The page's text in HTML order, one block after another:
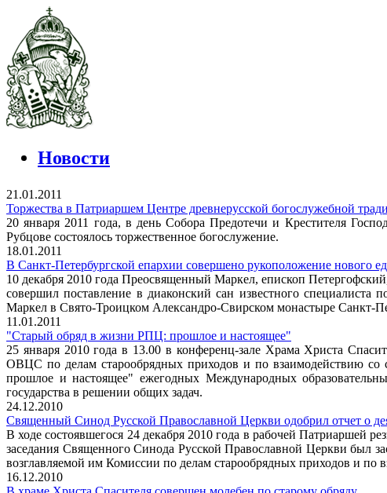
Новости
21.01.2011
Торжества в Патриаршем Центре древнерусской богослужебной
20 января 2011 года, в день Собора Предотечи и Крестителя
Рубцове состоялось торжественное богослужение.
18.01.2011
В Санкт-Петербургской епархии совершено рукоположение нового
10 декабря 2010 года Преосвященный Маркел, епископ
совершил поставление в диаконский сан известного
Маркел в Свято-Троицком Александро-Свирском монастыре Санкт-
11.01.2011
"Старый обряд в жизни РПЦ: прошлое и настоящее"
25 января 2010 года в 13.00 в конференц-зале Храма Христа
ОВЦС по делам старообрядных приходов и по взаимодействию со
прошлое и настоящее" ежегодных Международных
государства в решении общих задач.
24.12.2010
Священный Синод Русской Православной Церкви одобрил отчет о
В ходе состоявшегося 24 декабря 2010 года в рабочей Патриаршей
заседания Священного Синода Русской Православной Церкви был
возглавляемой им Комиссии по делам старообрядных приходов и по
16.12.2010